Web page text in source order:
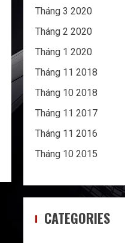
Tháng 3 2020
Tháng 2 2020
Tháng 1 2020
Tháng 11 2018
Tháng 10 2018
Tháng 11 2017
Tháng 11 2016
Tháng 10 2015
CATEGORIES